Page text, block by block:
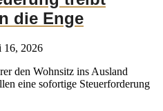
die Enge
16, 2026
den Wohnsitz ins Ausland
eine sofortige Steuerforderung